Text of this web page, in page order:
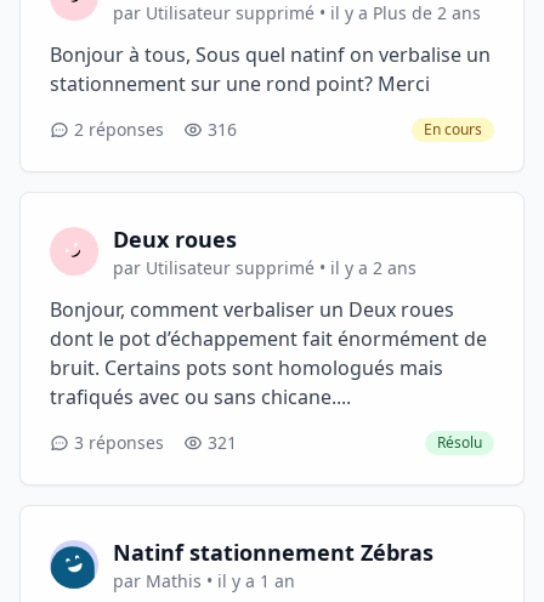
par Utilisateur supprimé • il y a Plus de 2 ans
Bonjour à tous, Sous quel natinf on verbalise un
stationnement sur une rond point? Merci
2 réponses 316 En cours
Deux roues
par Utilisateur supprimé • il y a 2 ans
Bonjour, comment verbaliser un Deux roues
dont le pot d’échappement fait énormément de
bruit. Certains pots sont homologués mais
trafiqués avec ou sans chicane....
3 réponses 321 Résolu
Natinf stationnement Zébras
par Mathis • il y a 1 an